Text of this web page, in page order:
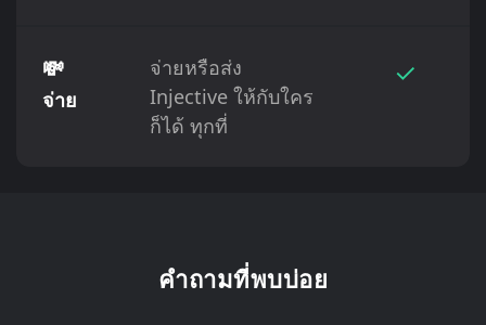
💸
จ่าย
จ่ายหรือส่ง
Injective ให้กับใคร
ก็ได้ ทุกที่
✓
คำถามที่พบบ่อย